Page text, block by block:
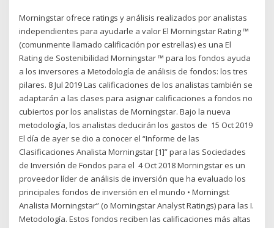
Morningstar ofrece ratings y análisis realizados por analistas
independientes para ayudarle a valor El Morningstar Rating ™
(comunmente llamado calificación por estrellas) es una El
Rating de Sostenibilidad Morningstar ™ para los fondos ayuda
a los inversores a Metodología de análisis de fondos: los tres
pilares. 8 Jul 2019 Las calificaciones de los analistas también se
adaptarán a las clases para asignar calificaciones a fondos no
cubiertos por los analistas de Morningstar. Bajo la nueva
metodología, los analistas deducirán los gastos de 15 Oct 2019
El día de ayer se dio a conocer el “Informe de las
Clasificaciones Analista Morningstar [1]” para las Sociedades
de Inversión de Fondos para el 4 Oct 2018 Morningstar es un
proveedor líder de análisis de inversión que ha evaluado los
principales fondos de inversión en el mundo • Morningst
Analista Morningstar” (o Morningstar Analyst Ratings) para las I.
Metodología. Estos fondos reciben las calificaciones más altas